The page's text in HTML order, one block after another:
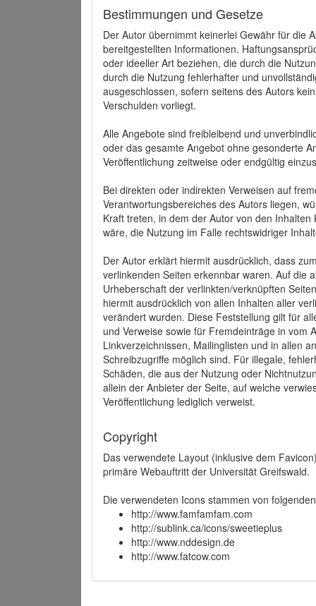
Bestimmungen und Gesetze
Der Autor übernimmt keinerlei Gewähr für die
bereitgestellten Informationen.
oder ideeller Art beziehen, die durch die
durch die Nutzung fehlerhafter und
ausgeschlossen, sofern seitens des Autors
Verschulden vorliegt.
Alle Angebote sind freibleibend und
oder das gesamte Angebot ohne gesonderte
Veröffentlichung zeitweise oder endgültig
Bei direkten oder indirekten Verweisen auf
Verantwortungsbereiches des Autors liegen,
Kraft treten, in dem der Autor von den
wäre, die Nutzung im Falle rechtswidriger
Der Autor erklärt hiermit ausdrücklich, dass
verlinkenden Seiten erkennbar waren. Auf die
Urheberschaft der verlinkten/verknüpften
hiermit ausdrücklich von allen Inhalten aller
verändert wurden. Diese Feststellung gilt für
und Verweise sowie für Fremdeinträge in vom
Linkverzeichnissen, Mailinglisten und in allen
Schreibzugriffe möglich sind. Für illegale,
Schäden, die aus der Nutzung oder
allein der Anbieter der Seite, auf welche
Veröffentlichung lediglich verweist.
Copyright
Das verwendete Layout (inklusive dem
primäre Webauftritt der Universität Greifswald.
Die verwendeten Icons stammen von
http://www.famfamfam.com
http://sublink.ca/icons/sweetieplus
http://www.nddesign.de
http://www.fatcow.com